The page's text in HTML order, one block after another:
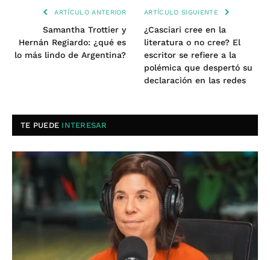
ARTÍCULO ANTERIOR
Samantha Trottier y
Hernán Regiardo: ¿qué es
lo más lindo de Argentina?
ARTÍCULO SIGUIENTE
¿Casciari cree en la
literatura o no cree? El
escritor se refiere a la
polémica que despertó su
declaración en las redes
TE PUEDE INTERESAR